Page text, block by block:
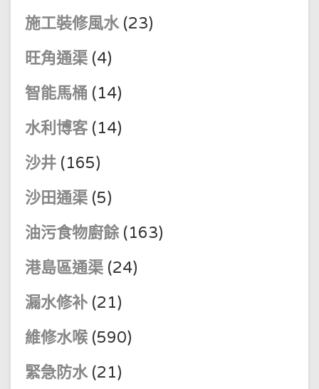
施工裝修風水(23)
旺角通渠 (4)
智能馬桶 (14)
水利博客(14)
沙井 (165)
沙田通渠 (5)
油污食物廚餘(163)
港島區通渠 (24)
漏水修补 (21)
維修水喉 (590)
緊急防水(21)